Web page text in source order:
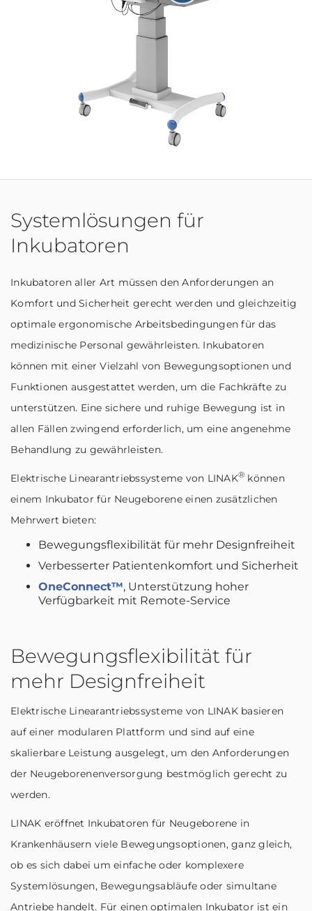
Systemlösungen für
Inkubatoren
Inkubatoren aller Art müssen den Anforderungen an
Komfort und Sicherheit gerecht werden und gleichzeitig
optimale ergonomische Arbeitsbedingungen für das
medizinische Personal gewährleisten. Inkubatoren
können mit einer Vielzahl von Bewegungsoptionen und
Funktionen ausgestattet werden, um die Fachkräfte zu
unterstützen. Eine sichere und ruhige Bewegung ist in
allen Fällen zwingend erforderlich, um eine angenehme
Behandlung zu gewährleisten.
Elektrische Linearantriebssysteme von LINAK® können
einem Inkubator für Neugeborene einen zusätzlichen
Mehrwert bieten:
Bewegungsflexibilität für mehr Designfreiheit
Verbesserter Patientenkomfort und Sicherheit
OneConnect™, Unterstützung hoher
Verfügbarkeit mit Remote-Service
Bewegungsflexibilität für
mehr Designfreiheit
Elektrische Linearantriebssysteme von LINAK basieren
auf einer modularen Plattform und sind auf eine
skalierbare Leistung ausgelegt, um den Anforderungen
der Neugeborenenversorgung bestmöglich gerecht zu
werden.
LINAK eröffnet Inkubatoren für Neugeborene in
Krankenhäusern viele Bewegungsoptionen, ganz gleich,
ob es sich dabei um einfache oder komplexere
Systemlösungen, Bewegungsabläufe oder simultane
Antriebe handelt. Für einen optimalen Inkubator ist ein